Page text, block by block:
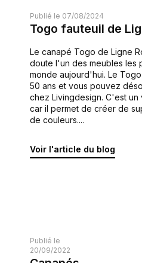
Publié le 07/08/2024
Togo fauteuil de
Le canapé Togo de Ligne
doute l'un des meubles les
monde aujourd'hui. Le
50 ans et vous pouvez
chez Livingdesign. C'est
car il permet de créer de
de couleurs....
Voir l'article du blog
Publié le
20/09/2022